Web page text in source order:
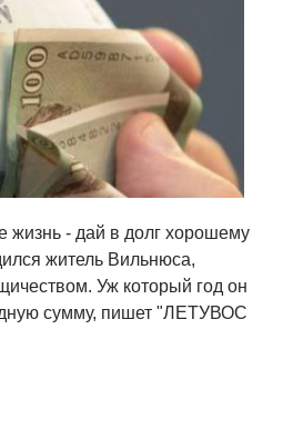
жизнь - дай в долг хорошему
житель Вильнюса,
Уж который год он
сумму, пишет "ЛЕТУВОС